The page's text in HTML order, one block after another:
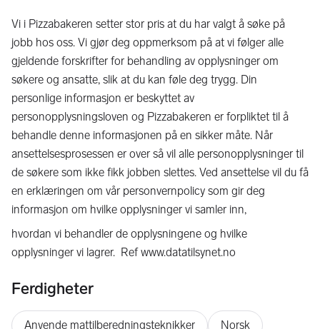
Vi i Pizzabakeren setter stor pris at du har valgt å søke på
jobb hos oss. Vi gjør deg oppmerksom på at vi følger alle
gjeldende forskrifter for behandling av opplysninger om
søkere og ansatte, slik at du kan føle deg trygg. Din
personlige informasjon er beskyttet av
personopplysningsloven og Pizzabakeren er forpliktet til å
behandle denne informasjonen på en sikker måte. Når
ansettelsesprosessen er over så vil alle personopplysninger til
de søkere som ikke fikk jobben slettes. Ved ansettelse vil du få
en erklæringen om vår personvernpolicy som gir deg
informasjon om hvilke opplysninger vi samler inn,
hvordan vi behandler de opplysningene og hvilke
opplysninger vi lagrer. Ref www.datatilsynet.no
Ferdigheter
Anvende mattilberedningsteknikker Norsk